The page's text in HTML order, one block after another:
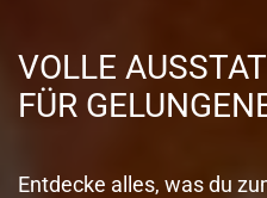
VOLLE
FÜR
Entdecke alles, was du